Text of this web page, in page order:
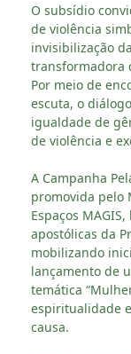
O subsídio
de violência
invisibilização
transformadora
Por meio de
escuta, o
igualdade de
de violência e
A Campanha
promovida pelo
Espaços
apostólicas da
mobilizando
lançamento de
temática
espiritualidade
causa.